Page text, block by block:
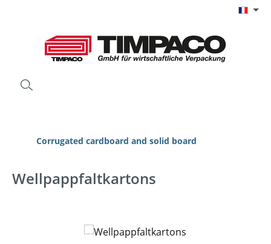
Corrugated cardboard and solid board
Wellpappfaltkartons
Ignorer la galerie d'images